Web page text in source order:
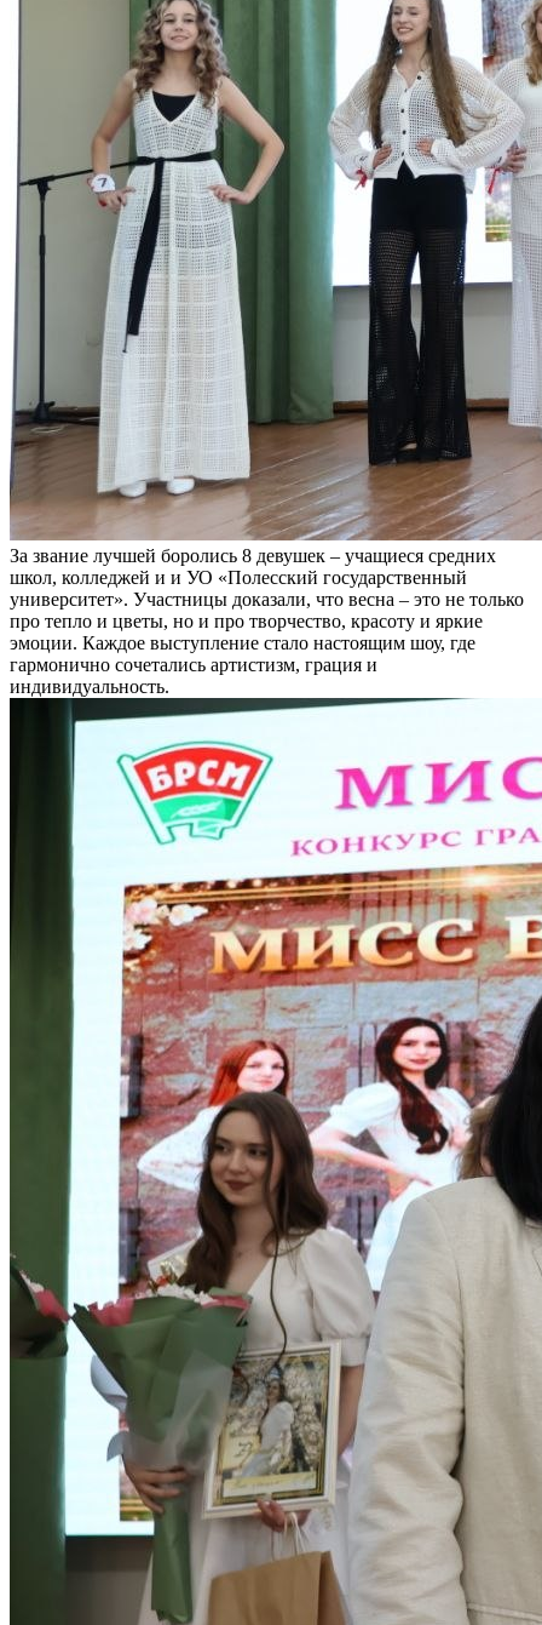
За звание лучшей боролись 8 девушек – учащиеся средних
школ, колледжей и и УО «Полесский государственный
университет». Участницы доказали, что весна – это не только
про тепло и цветы, но и про творчество, красоту и яркие
эмоции. Каждое выступление стало настоящим шоу, где
гармонично сочетались артистизм, грация и
индивидуальность.